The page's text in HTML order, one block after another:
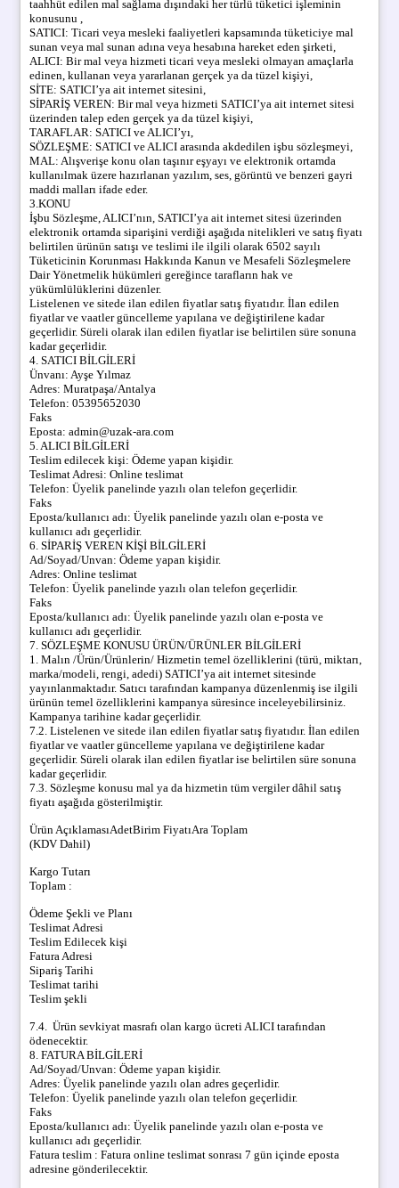
taahhüt edilen mal sağlama dışındaki her türlü tüketici işleminin
konusunu ,
SATICI: Ticari veya mesleki faaliyetleri kapsamında tüketiciye mal
sunan veya mal sunan adına veya hesabına hareket eden şirketi,
ALICI: Bir mal veya hizmeti ticari veya mesleki olmayan amaçlarla
edinen, kullanan veya yararlanan gerçek ya da tüzel kişiyi,
SİTE: SATICI’ya ait internet sitesini,
SİPARİŞ VEREN: Bir mal veya hizmeti SATICI’ya ait internet sitesi
üzerinden talep eden gerçek ya da tüzel kişiyi,
TARAFLAR: SATICI ve ALICI’yı,
SÖZLEŞME: SATICI ve ALICI arasında akdedilen işbu sözleşmeyi,
MAL: Alışverişe konu olan taşınır eşyayı ve elektronik ortamda
kullanılmak üzere hazırlanan yazılım, ses, görüntü ve benzeri gayri
maddi malları ifade eder.
3.KONU
İşbu Sözleşme, ALICI’nın, SATICI’ya ait internet sitesi üzerinden
elektronik ortamda siparişini verdiği aşağıda nitelikleri ve satış fiyatı
belirtilen ürünün satışı ve teslimi ile ilgili olarak 6502 sayılı
Tüketicinin Korunması Hakkında Kanun ve Mesafeli Sözleşmelere
Dair Yönetmelik hükümleri gereğince tarafların hak ve
yükümlülüklerini düzenler.
Listelenen ve sitede ilan edilen fiyatlar satış fiyatıdır. İlan edilen
fiyatlar ve vaatler güncelleme yapılana ve değiştirilene kadar
geçerlidir. Süreli olarak ilan edilen fiyatlar ise belirtilen süre sonuna
kadar geçerlidir.
4. SATICI BİLGİLERİ
Ünvanı: Ayşe Yılmaz
Adres: Muratpaşa/Antalya
Telefon: 05395652030
Faks
Eposta: admin@uzak-ara.com
5. ALICI BİLGİLERİ
Teslim edilecek kişi: Ödeme yapan kişidir.
Teslimat Adresi: Online teslimat
Telefon: Üyelik panelinde yazılı olan telefon geçerlidir.
Faks
Eposta/kullanıcı adı:Üyelik panelinde yazılı olan e-posta ve
kullanıcı adı geçerlidir.
6. SİPARİŞ VEREN KİŞİ BİLGİLERİ
Ad/Soyad/Unvan:Ödeme yapan kişidir.
Adres:Online teslimat
Telefon:Üyelik panelinde yazılı olan telefon geçerlidir.
Faks
Eposta/kullanıcı adı:Üyelik panelinde yazılı olan e-posta ve
kullanıcı adı geçerlidir.
7. SÖZLEŞME KONUSU ÜRÜN/ÜRÜNLER BİLGİLERİ
1. Malın /Ürün/Ürünlerin/ Hizmetin temel özelliklerini (türü, miktarı,
marka/modeli, rengi, adedi) SATICI’ya ait internet sitesinde
yayınlanmaktadır. Satıcı tarafından kampanya düzenlenmiş ise ilgili
ürünün temel özelliklerini kampanya süresince inceleyebilirsiniz.
Kampanya tarihine kadar geçerlidir.
7.2. Listelenen ve sitede ilan edilen fiyatlar satış fiyatıdır. İlan edilen
fiyatlar ve vaatler güncelleme yapılana ve değiştirilene kadar
geçerlidir. Süreli olarak ilan edilen fiyatlar ise belirtilen süre sonuna
kadar geçerlidir.
7.3. Sözleşme konusu mal ya da hizmetin tüm vergiler dâhil satış
fiyatı aşağıda gösterilmiştir.
Ürün AçıklamasıAdetBirim FiyatıAra Toplam
(KDV Dahil)
Kargo Tutarı
Toplam :
Ödeme Şekli ve Planı
Teslimat Adresi
Teslim Edilecek kişi
Fatura Adresi
Sipariş Tarihi
Teslimat tarihi
Teslim şekli
7.4. Ürün sevkiyat masrafı olan kargo ücreti ALICI tarafından
ödenecektir.
8. FATURA BİLGİLERİ
Ad/Soyad/Unvan:Ödeme yapan kişidir.
Adres:Üyelik panelinde yazılı olan adres geçerlidir.
Telefon:Üyelik panelinde yazılı olan telefon geçerlidir.
Faks
Eposta/kullanıcı adı:Üyelik panelinde yazılı olan e-posta ve
kullanıcı adı geçerlidir.
Fatura teslim : Fatura online teslimat sonrası 7 gün içinde eposta
adresine gönderilecektir.